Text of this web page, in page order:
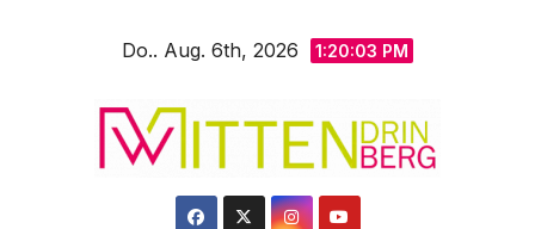
Do.. Aug. 6th, 2026 1:20:05 PM